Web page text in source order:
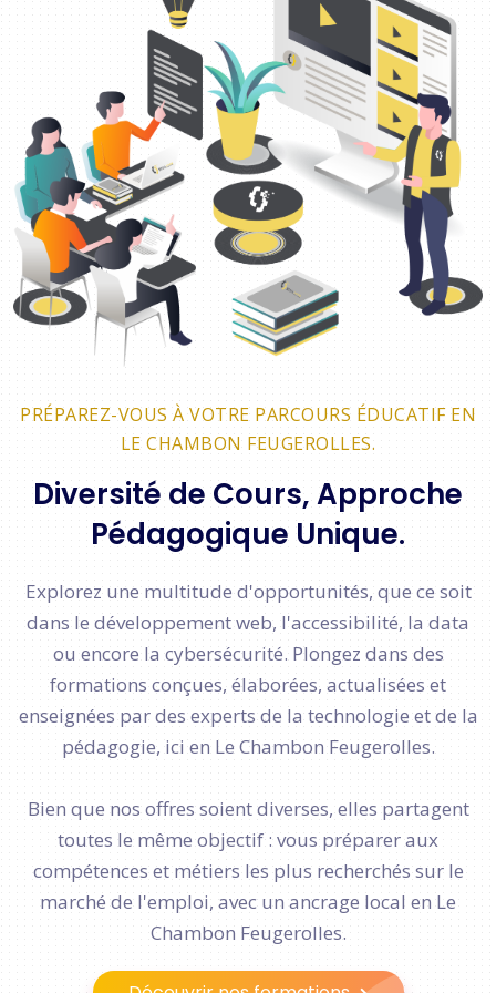
PRÉPAREZ-VOUS À VOTRE PARCOURS ÉDUCATIF EN
LE CHAMBON FEUGEROLLES.
Diversité de Cours, Approche
Pédagogique Unique.
Explorez une multitude d'opportunités, que ce soit
dans le développement web, l'accessibilité, la data
ou encore la cybersécurité. Plongez dans des
formations conçues, élaborées, actualisées et
enseignées par des experts de la technologie et de la
pédagogie, ici en Le Chambon Feugerolles.
Bien que nos offres soient diverses, elles partagent
toutes le même objectif : vous préparer aux
compétences et métiers les plus recherchés sur le
marché de l'emploi, avec un ancrage local en Le
Chambon Feugerolles.